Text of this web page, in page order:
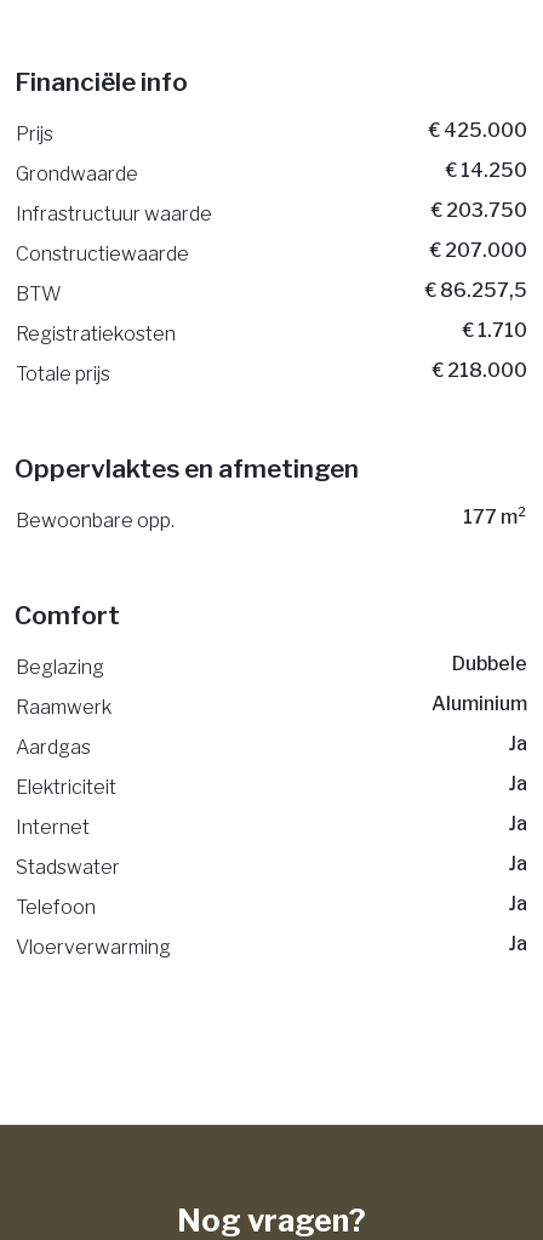
Financiële info
Prijs
€ 425.000
Grondwaarde
€ 14.250
Infrastructuur waarde
€ 203.750
Constructiewaarde
€ 207.000
BTW
€ 86.257,5
Registratiekosten
€ 1.710
Totale prijs
€ 218.000
Oppervlaktes en afmetingen
Bewoonbare opp. 177 m²
Comfort
Beglazing
Dubbele
Raamwerk
Aluminium
Aardgas
Ja
Elektriciteit
Ja
Internet
Ja
Stadswater
Ja
Telefoon
Ja
Vloerverwarming
Ja
Nog vragen?